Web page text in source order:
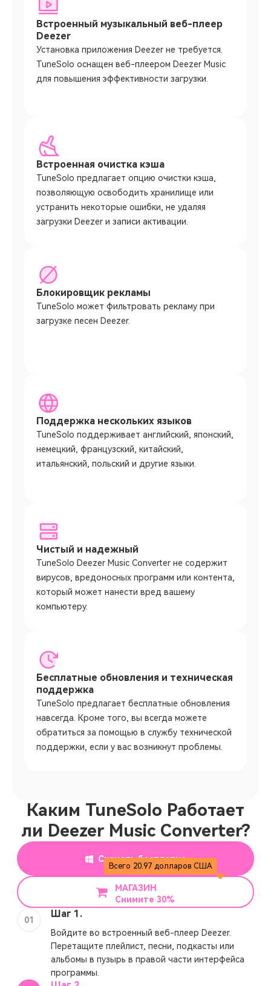
Встроенный музыкальный веб-плеер
Deezer
Установка приложения Deezer не требуется.
TuneSolo оснащен веб-плеером Deezer Music
для повышения эффективности загрузки.
Встроенная очистка кэша
TuneSolo предлагает опцию очистки кэша,
позволяющую освободить хранилище или
устранить некоторые ошибки, не удаляя
загрузки Deezer и записи активации.
Блокировщик рекламы
TuneSolo может фильтровать рекламу при
загрузке песен Deezer.
Поддержка нескольких языков
TuneSolo поддерживает английский, японский,
немецкий, французский, китайский,
итальянский, польский и другие языки.
Чистый и надежный
TuneSolo Deezer Music Converter не содержит
вирусов, вредоносных программ или контента,
который может нанести вред вашему
компьютеру.
Бесплатные обновления и техническая
поддержка
TuneSolo предлагает бесплатные обновления
навсегда. Кроме того, вы всегда можете
обратиться за помощью в службу технической
поддержки, если у вас возникнут проблемы.
Каким TuneSolo Работает
ли Deezer Music Converter?
Скачать бесплатно
МАГАЗИН
Снимите 30%
Всего 20.97 долларов США
01
Шаг 1.
Войдите во встроенный веб-плеер Deezer.
Перетащите плейлист, песни, подкасты или
альбомы в пузырь в правой части интерфейса
программы.